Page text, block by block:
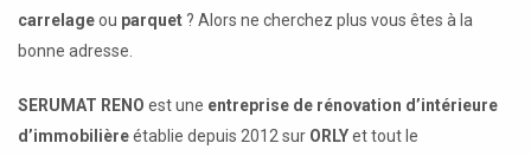
carrelageou parquet ? Alors ne cherchez plus vous êtes à la
bonne adresse.
SERUMAT RENO est une entreprise de rénovation d’intérieure
d’immobilièreétablie depuis 2012 sur ORLYet tout le